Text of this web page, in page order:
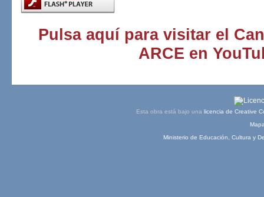
Pulsa aquí para visitar el
ARCE en
Esta obra está bajo una licencia de Creative
Ministerio de Educación, Cultura y